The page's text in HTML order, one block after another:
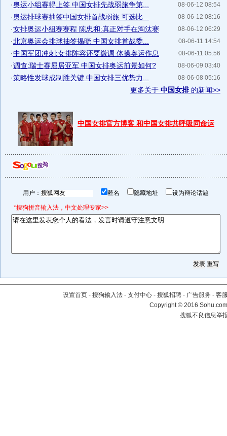
08-06-12 08:54
·奥运小组赛得上签 中国女排先战弱旅争第...
08-06-12 08:16
·奥运排球赛抽签中国女排首战弱旅 可选比...
08-06-12 06:29
·女排奥运小组赛赛程 陈忠和:真正对手在淘汰赛
08-06-11 14:54
·北京奥运会排球抽签揭晓 中国女排首战委...
08-06-11 05:56
·中国军团冲刺:女排阵容还要微调 体操奥运作息
08-06-09 03:40
·调查:瑞士赛屈居亚军 中国女排奥运前景如何?
08-06-08 05:16
·策略性发球成制胜关键 中国女排三优势力...
更多关于 中国女排的新闻>>
中国女排官方博客 和中国女排共呼吸同命运
用户： 匿名 隐藏地址 设为辩论话题
*搜狗拼音输入法，中文处理专家>>
设置首页 - 搜狗输入法 - 支付中心 - 搜狐招聘 - 广告服务 - 客
Copyright©2016
搜狐不良信息举